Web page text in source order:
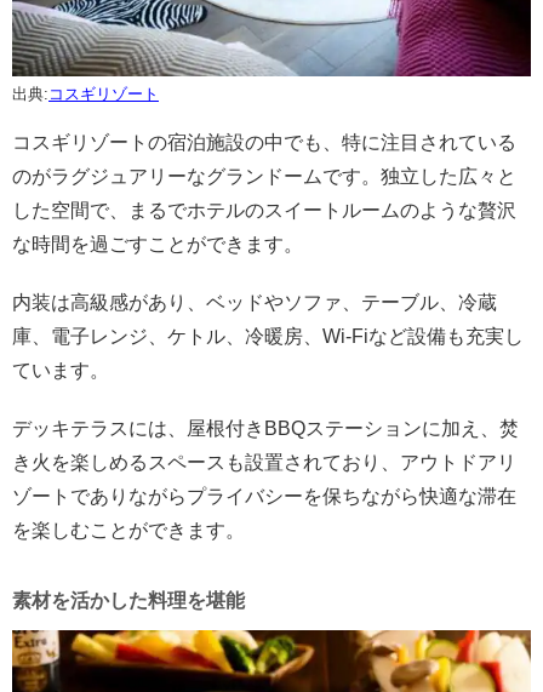
出典: コスギリゾート
コスギリゾートの宿泊施設の中でも、特に注目されている
のがラグジュアリーなグランドームです。独立した広々と
した空間で、まるでホテルのスイートルームのような贅沢
な時間を過ごすことができます。
内装は高級感があり、ベッドやソファ、テーブル、冷蔵
庫、電子レンジ、ケトル、冷暖房、Wi-Fiなど設備も充実し
ています。
デッキテラスには、屋根付きBBQステーションに加え、焚
き火を楽しめるスペースも設置されており、アウトドアリ
ゾートでありながらプライバシーを保ちながら快適な滞在
を楽しむことができます。
素材を活かした料理を堪能